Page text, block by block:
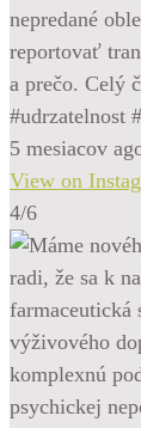
nepredané
reportovať
a prečo. Celý
#udrzatelnost
5 mesiacov
View on
4/6